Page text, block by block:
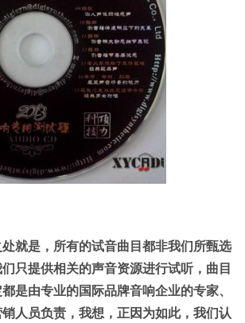
就是，所有的试音曲目都非我们所甄选
只提供相关的声音资源进行试听，曲目
是由专业的国际品牌音响企业的专家、
人员负责，我想，正因为如此，我们认